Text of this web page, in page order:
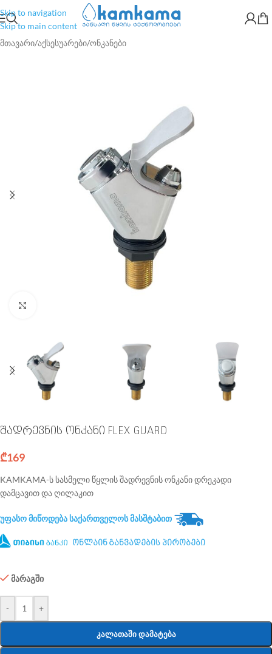
Skip to navigation
Skip to main content
მთავარი/აქსესუარები/ონკანები
შადრევნის ონკანი FLEX GUARD
₾169
KAMKAMA-ს სასმელი წყლის შადრევნის ონკანი დრეკადი
დამცავით და ღილაკით
უფასო მიწოდება საქართველოს მასშტაბით
ონლაინ განვადების პირობები
მარაგში
- +
ᲙᲐᲚᲐᲗᲐᲨᲘ ᲓᲐᲛᲐᲢᲔᲑᲐ